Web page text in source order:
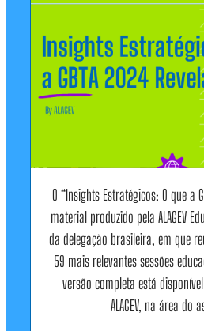
O “Insights Estratégicos: O que a
material produzido pela ALAGEV
da delegação brasileira, em que
59 mais relevantes sessões
versão completa está
ALAGEV, na área do